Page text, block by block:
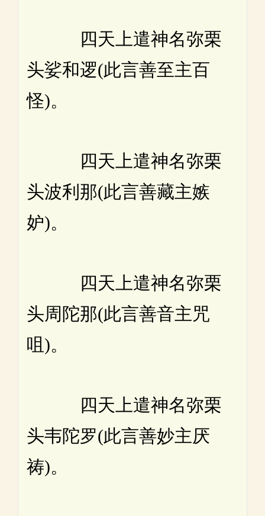
四天上遣神名弥栗
头娑和逻(此言善至主百
怪)。
四天上遣神名弥栗
头波利那(此言善藏主嫉
妒)。
四天上遣神名弥栗
头周陀那(此言善音主咒
咀)。
四天上遣神名弥栗
头韦陀罗(此言善妙主厌
祷)。